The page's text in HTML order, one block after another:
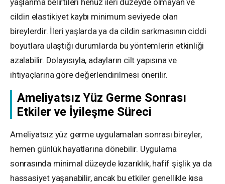
yaşlanma belirtileri henüz ileri düzeyde olmayan ve
cildin elastikiyet kaybı minimum seviyede olan
bireylerdir. İleri yaşlarda ya da cildin sarkmasının ciddi
boyutlara ulaştığı durumlarda bu yöntemlerin etkinliği
azalabilir. Dolayısıyla, adayların cilt yapısına ve
ihtiyaçlarına göre değerlendirilmesi önerilir.
Ameliyatsız Yüz Germe Sonrası
Etkiler ve İyileşme Süreci
Ameliyatsız yüz germe uygulamaları sonrası bireyler,
hemen günlük hayatlarına dönebilir. Uygulama
sonrasında minimal düzeyde kızarıklık, hafif şişlik ya da
hassasiyet yaşanabilir, ancak bu etkiler genellikle kısa